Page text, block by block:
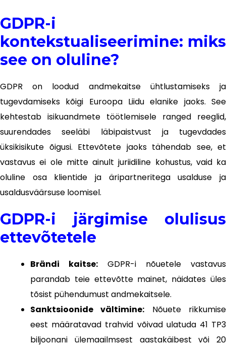
GDPR-i
kontekstualiseerimine: miks
see on oluline?
GDPR on loodud andmekaitse ühtlustamiseks ja
tugevdamiseks kõigi Euroopa Liidu elanike jaoks. See
kehtestab isikuandmete töötlemisele ranged reeglid,
suurendades seeläbi läbipaistvust ja tugevdades
üksikisikute õigusi. Ettevõtete jaoks tähendab see, et
vastavus ei ole mitte ainult juriidiline kohustus, vaid ka
oluline osa klientide ja äripartneritega usalduse ja
usaldusväärsuse loomisel.
GDPR-i järgimise olulisus
ettevõtetele
Brändi kaitse: GDPR-i nõuetele vastavus
parandab teie ettevõtte mainet, näidates üles
tõsist pühendumust andmekaitsele.
Sanktsioonide vältimine: Nõuete rikkumise
eest määratavad trahvid võivad ulatuda 41 TP3
biljoonani ülemaailmsest aastakäibest või 20